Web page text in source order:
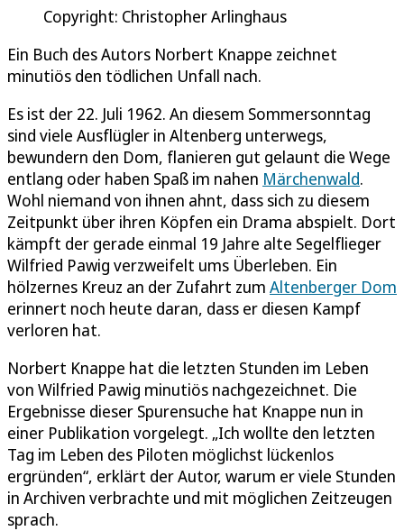
Copyright: Christopher Arlinghaus
Ein Buch des Autors Norbert Knappe zeichnet
minutiös den tödlichen Unfall nach.
Es ist der 22. Juli 1962. An diesem Sommersonntag
sind viele Ausflügler in Altenberg unterwegs,
bewundern den Dom, flanieren gut gelaunt die Wege
entlang oder haben Spaß im nahen Märchenwald.
Wohl niemand von ihnen ahnt, dass sich zu diesem
Zeitpunkt über ihren Köpfen ein Drama abspielt. Dort
kämpft der gerade einmal 19 Jahre alte Segelflieger
Wilfried Pawig verzweifelt ums Überleben. Ein
hölzernes Kreuz an der Zufahrt zum Altenberger Dom
erinnert noch heute daran, dass er diesen Kampf
verloren hat.
Norbert Knappe hat die letzten Stunden im Leben
von Wilfried Pawig minutiös nachgezeichnet. Die
Ergebnisse dieser Spurensuche hat Knappe nun in
einer Publikation vorgelegt. „Ich wollte den letzten
Tag im Leben des Piloten möglichst lückenlos
ergründen“, erklärt der Autor, warum er viele Stunden
in Archiven verbrachte und mit möglichen Zeitzeugen
sprach.